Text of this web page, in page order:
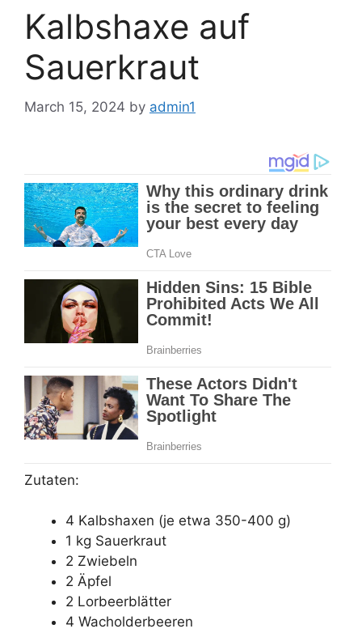
Kalbshaxe auf
Sauerkraut
March 15, 2024 by admin1
Zutaten:
4 Kalbshaxen (je etwa 350-400 g)
1 kg Sauerkraut
2 Zwiebeln
2 Äpfel
2 Lorbeerblätter
4 Wacholderbeeren